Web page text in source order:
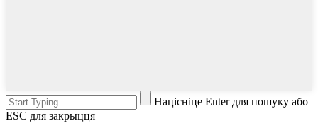
Націсніце Enter для пошуку або
ESC для закрыцця